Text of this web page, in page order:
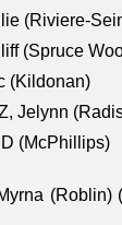
(Riviere-
(Spruce
(Kildonan)
Jelynn
(McPhillips)
(Roblin)